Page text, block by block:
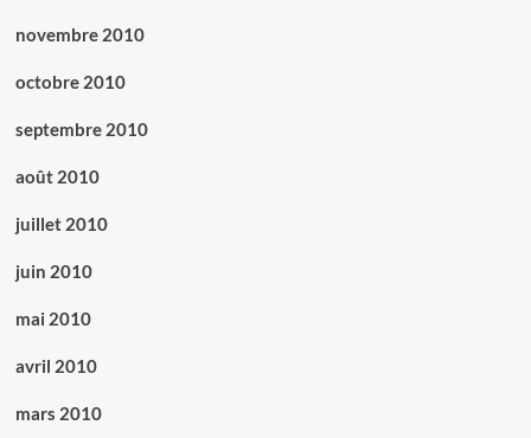
novembre 2010
octobre 2010
septembre 2010
août 2010
juillet 2010
juin 2010
mai 2010
avril 2010
mars 2010